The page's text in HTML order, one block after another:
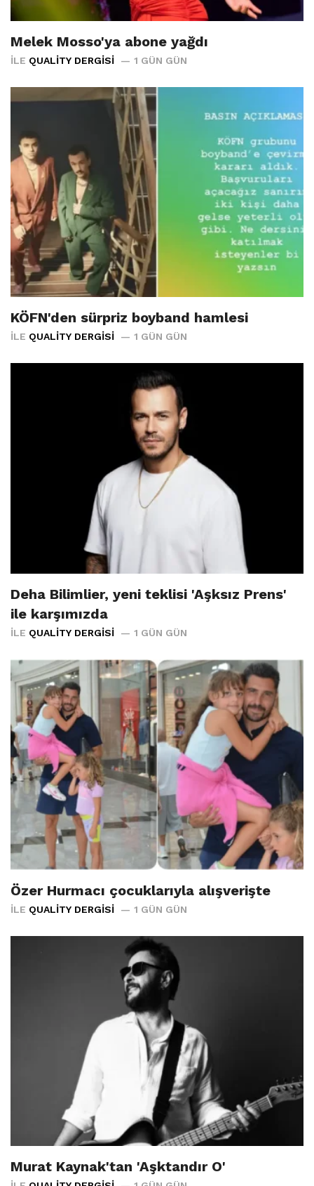
Melek Mosso'ya abone yağdı
İLE QUALITY DERGISI 1 GÜN GÜN
KÖFN'den sürpriz boyband hamlesi
İLE QUALITY DERGISI 1 GÜN GÜN
Deha Bilimlier, yeni teklisi 'Aşksız Prens'
ile karşımızda
İLE QUALITY DERGISI 1 GÜN GÜN
Özer Hurmacı çocuklarıyla alışverişte
İLE QUALITY DERGISI 1 GÜN GÜN
Murat Kaynak'tan 'Aşktandır O'